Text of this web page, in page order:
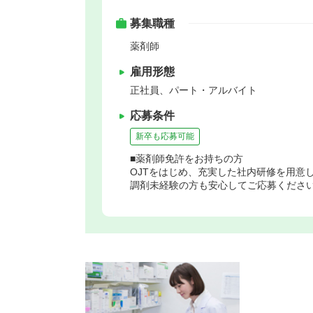
募集職種
薬剤師
雇用形態
正社員、パート・アルバイト
応募条件
新卒も応募可能
■薬剤師免許をお持ちの方
OJTをはじめ、充実した社内研修を用意
調剤未経験の方も安心してご応募ください